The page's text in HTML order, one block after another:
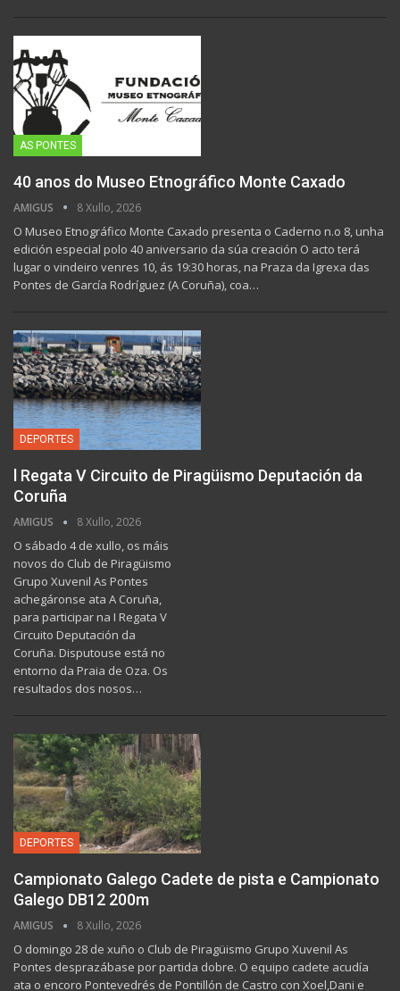
AS PONTES
40 anos do Museo Etnográfico Monte Caxado
AMIGUS 8 Xullo, 2026
O Museo Etnográfico Monte Caxado presenta o Caderno n.o 8, unha
edición especial polo 40 aniversario da súa creación O acto terá
lugar o vindeiro venres 10, ás 19:30 horas, na Praza da Igrexa das
Pontes de García Rodríguez (A Coruña), coa…
DEPORTES
l Regata V Circuito de Piragüismo Deputación da
Coruña
AMIGUS 8 Xullo, 2026
O sábado 4 de xullo, os máis
novos do Club de Piragüismo
Grupo Xuvenil As Pontes
achegáronse ata A Coruña,
para participar na I Regata V
Circuito Deputación da
Coruña. Disputouse está no
entorno da Praia de Oza. Os
resultados dos nosos…
DEPORTES
Campionato Galego Cadete de pista e Campionato
Galego DB12 200m
AMIGUS 8 Xullo, 2026
O domingo 28 de xuño o Club de Piragüismo Grupo Xuvenil As
Pontes desprazábase por partida dobre. O equipo cadete acudía
ata o encoro Pontevedrés de Pontillón de Castro con Xoel,Dani e